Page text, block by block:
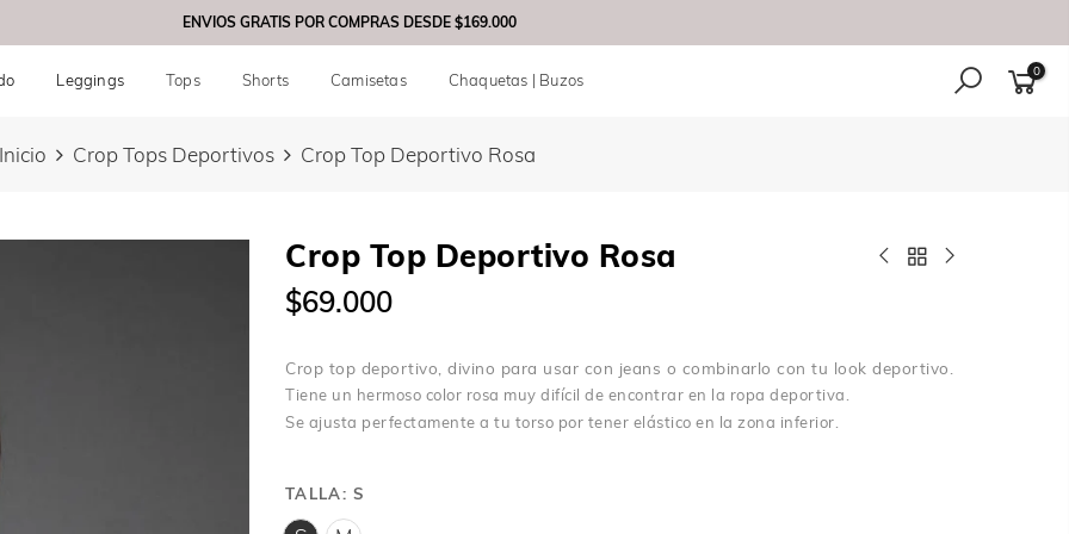
ENVIOS GRATIS POR COMPRAS DESDE $169.000
Leggings Tops Shorts Camisetas Chaquetas | Buzos 0
Inicio Crop Tops Deportivos Crop Top Deportivo Rosa
Crop Top Deportivo Rosa
$69.000
Crop top deportivo, divino para usar con jeans o combinarlo con tu look deportivo.
Tiene un hermoso color rosa muy difícil de encontrar en la ropa deportiva.
Se ajusta perfectamente a tu torso por tener elástico en la zona inferior.
TALLA:S